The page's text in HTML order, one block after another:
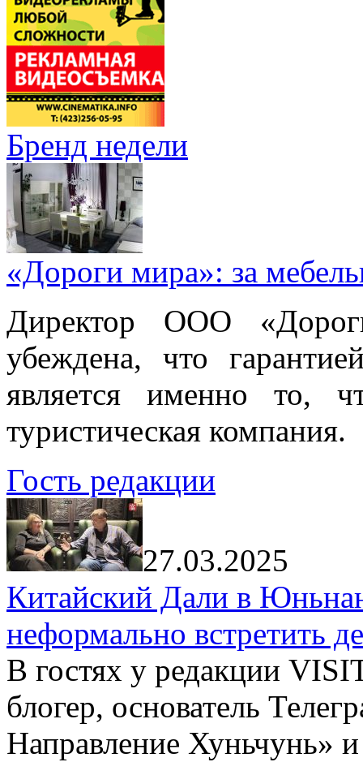
Бренд недели
«Дороги мира»: за
Директор ООО
убеждена, что
является именно то,
туристическая компания.
Гость редакции
27.03.2025
Китайский Дали в
неформально встретить
В гостях у редакции
блогер, основатель
Направление Хуньчунь»